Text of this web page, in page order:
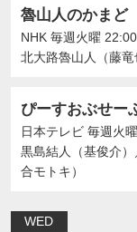
魯山人のかまど
NHK 毎週火曜 22:00
北大路魯山人（藤竜
ぴーすおぶせー
日本テレビ 毎週火
黒島結人（基俊介）
合モトキ）
WED